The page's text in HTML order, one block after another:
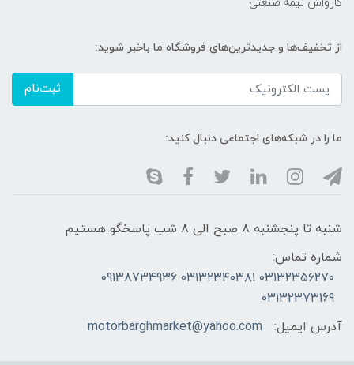
از تخفیف‌ها و جدیدترین‌های فروشگاه ما باخبر شوید:
ثبت‌نام
ما را در شبکه‌های اجتماعی دنبال کنید:
شنبه تا پنجشنبه 8 صبح الی 8 شب پاسخگو هستیم
شماره تماس:
۰۳۱۳۲۳۵۶۲۷۰ ۰۳۱۳۲۳۴۰۳۸۱ 09138734936
03132373169
آدرس ایمیل:
motorbarghmarket@yahoo.com